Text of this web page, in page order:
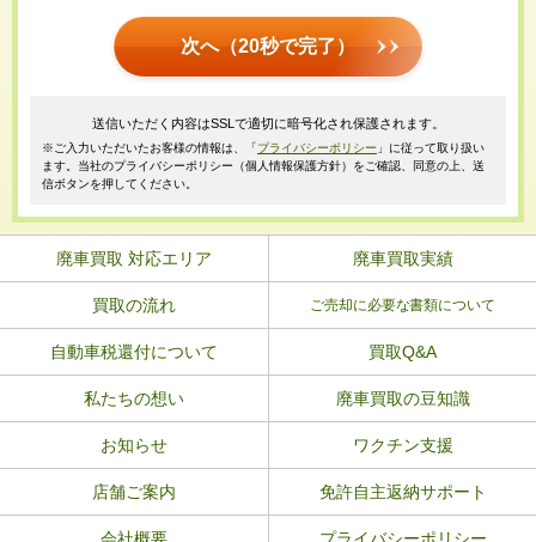
次へ（20秒で完了）
送信いただく内容はSSLで適切に暗号化され保護されます。
※ご入力いただいたお客様の情報は、「プライバシーポリシー 」に従って取り扱い
ます。当社のプライバシーポリシー（個人情報保護方針）をご確認、同意の上、送
信ボタンを押してください。
廃車買取 対応エリア 廃車買取実績
買取の流れ ご売却に必要な書類について
自動車税還付について 買取Q&A
私たちの想い 廃車買取の豆知識
お知らせ ワクチン支援
店舗ご案内 免許自主返納サポート